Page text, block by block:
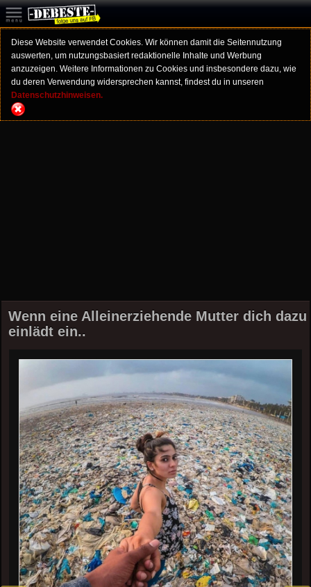
Diese Website verwendet Cookies. Wir können damit die Seitennutzung
auswerten, um nutzungsbasiert redaktionelle Inhalte und Werbung
anzuzeigen. Weitere Informationen zu Cookies und insbesondere dazu, wie
du deren Verwendung widersprechen kannst, findest du in unseren
Datenschutzhinweisen.
Wenn eine Alleinerziehende Mutter dich dazu
einlädt ein..